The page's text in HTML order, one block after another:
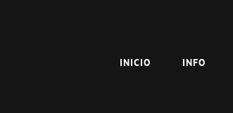
INICIO INFO